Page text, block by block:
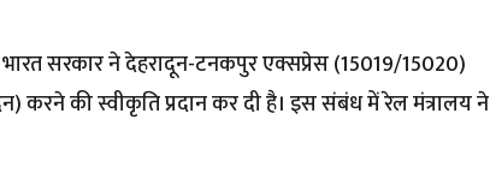
भारत सरकार ने देहरादून-टनकपुर एक्सप्रेस (15019/15020)
करने की स्वीकृति प्रदान कर दी है। इस संबंध में रेल मंत्रालय ने